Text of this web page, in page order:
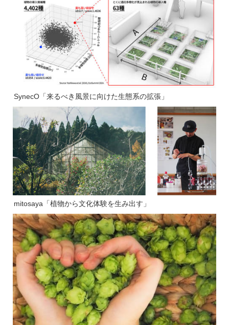
SynecO「来るべき風景に向けた生態系の拡張」
mitosaya「植物から文化体験を生み出す」